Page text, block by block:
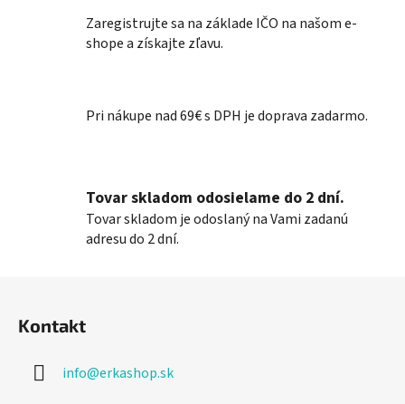
c
i
r
v
v
ý
p
n
i
Zaregistrujte sa na základe IČO na našom e-
shope a získajte zľavu.
Pri nákupe nad 69€ s DPH je doprava zadarmo.
Tovar skladom odosielame do 2 dní.
Tovar skladom je odoslaný na Vami zadanú
adresu do 2 dní.
Kontakt
info@erkashop.sk